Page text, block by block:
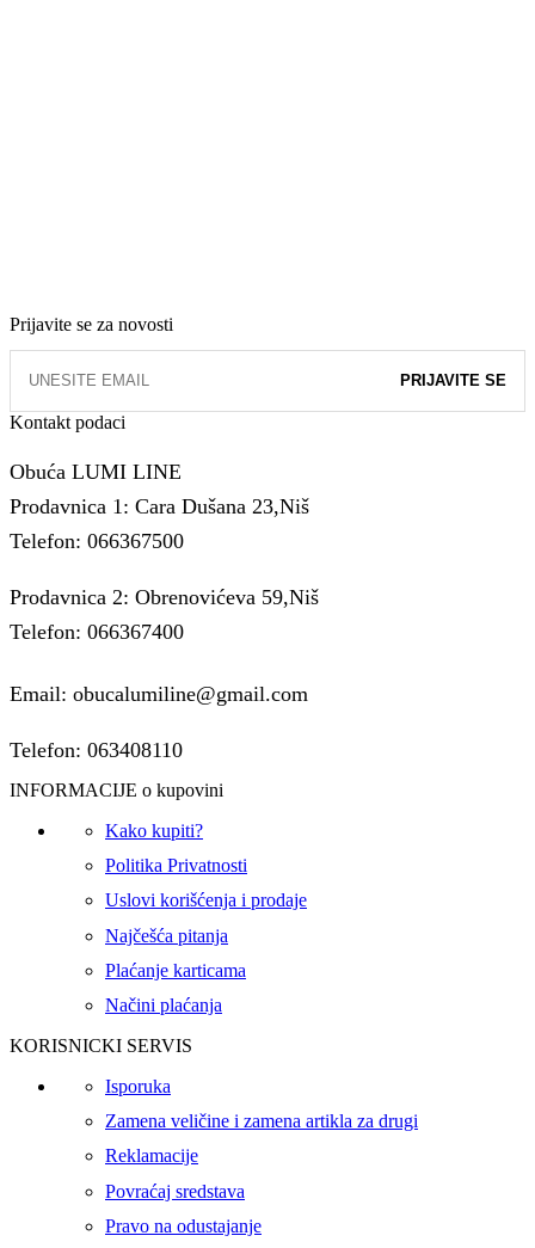
Prijavite se za novosti
Kontakt podaci
Obuća LUMI LINE
Prodavnica 1: Cara Dušana 23,Niš
Telefon: 066367500
Prodavnica 2: Obrenovićeva 59,Niš
Telefon: 066367400
Email: obucalumiline@gmail.com
Telefon: 063408110
INFORMACIJE o kupovini
Kako kupiti?
Politika Privatnosti
Uslovi korišćenja i prodaje
Najčešća pitanja
Plaćanje karticama
Načini plaćanja
KORISNICKI SERVIS
Isporuka
Zamena veličine i zamena artikla za drugi
Reklamacije
Povraćaj sredstava
Pravo na odustajanje